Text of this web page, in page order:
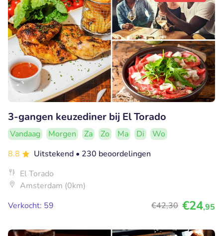
3-gangen keuzediner bij El Torado
Vandaag Morgen Za Zo Ma Di
Wo
8.8
Uitstekend • 230 beoordelingen
El Torado
Amsterdam (0km)
Verkocht: 59
€42,30 €24,95